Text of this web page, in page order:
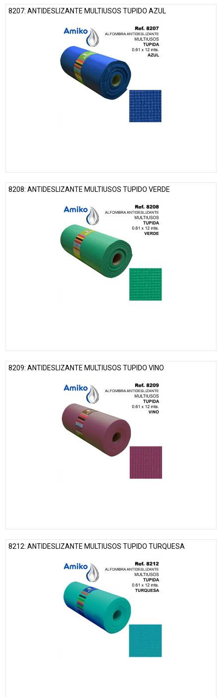
8207: ANTIDESLIZANTE MULTIUSOS TUPIDO AZUL
8208: ANTIDESLIZANTE MULTIUSOS TUPIDO VERDE
8209: ANTIDESLIZANTE MULTIUSOS TUPIDO VINO
8212: ANTIDESLIZANTE MULTIUSOS TUPIDO TURQUESA